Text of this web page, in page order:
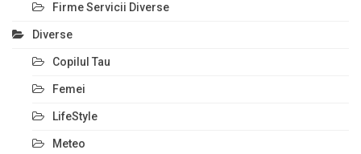
Firme Servicii Diverse
Diverse
Copilul Tau
Femei
LifeStyle
Meteo